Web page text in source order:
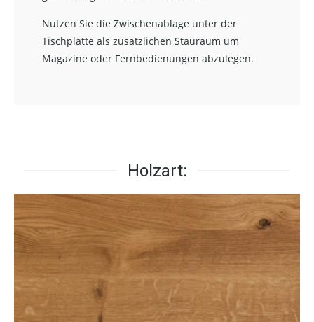
Nutzen Sie die Zwischenablage unter der
Tischplatte als zusätzlichen Stauraum um
Magazine oder Fernbedienungen abzulegen.
Holzart: